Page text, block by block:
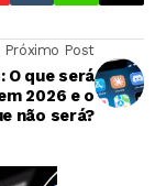
Próximo Post
O que será
2026 e o
não será?